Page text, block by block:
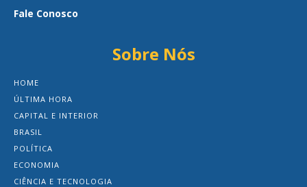
Fale Conosco
Sobre Nós
HOME
ÚLTIMA HORA
CAPITAL E INTERIOR
BRASIL
POLÍTICA
ECONOMIA
CIÊNCIA E TECNOLOGIA